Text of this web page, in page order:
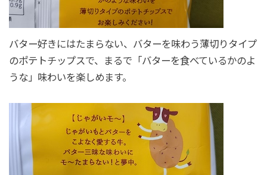
バター好きにはたまらない、バターを味わう薄切りタイプ
のポテトチップスで、まるで「バターを食べているかのよ
うな」味わいを楽しめます。